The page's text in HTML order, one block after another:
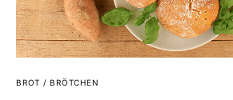
BROT / BRÖTCHEN